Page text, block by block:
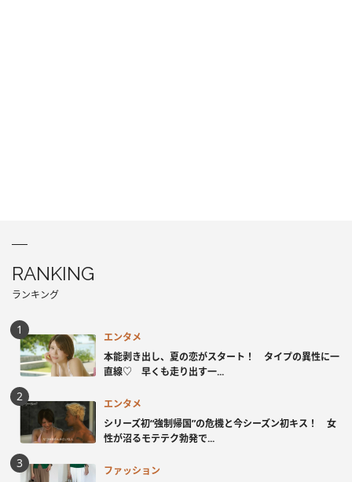
RANKING
ランキング
エンタメ
本能剥き出し、夏の恋がスタート！ タイプの異性に一
直線♡ 早くも走り出す一...
エンタメ
シリーズ初“強制帰国”の危機と今シーズン初キス！ 女
性が沼るモテテク勃発で...
ファッション